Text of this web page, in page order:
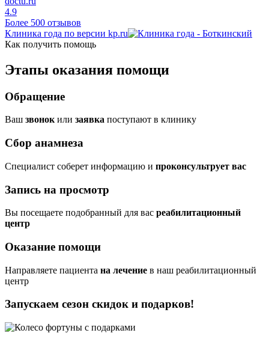
4.9
Более 500 отзывов
Клиника года по версии kp.ru
Как получить помощь
Этапы оказания помощи
Обращение
Ваш звонокили заявка поступают в клинику
Сбор анамнеза
Cпециалист соберет информацию и проконсультрует вас
Запись на просмотр
Вы посещаете подобранный для вас реабилитационный
центр
Оказание помощи
Направляете пациента на лечение в наш реабилитационный
центр
Запускаем сезон скидок и подарков!